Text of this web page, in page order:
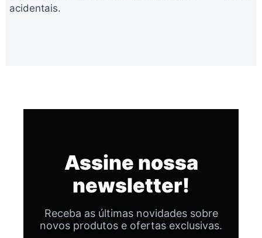
acidentais.
Assine nossa
newsletter!
Receba as últimas novidades sobre
novos produtos e ofertas exclusivas.